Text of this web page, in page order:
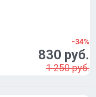
-34%
830 руб.
1 250 руб.